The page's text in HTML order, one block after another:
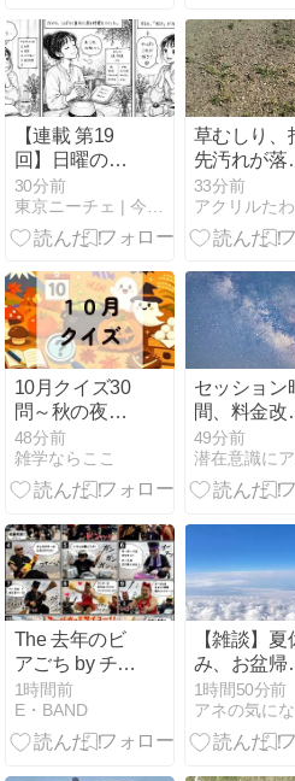
【連載 第19
回】日曜の調
律：「好き」
がわからなく
なった時へ
の感覚を再起
動する練習 🌱
30分前
草むしり、
先汚れが落
ます
33分前
10月クイズ30
問～秋の夜長
に話せる面白
い雑学～
48分前
雑学ならここ
セッション
間、料金改
のお知らせ
49分前
The 去年のビ
アごち by チャ
ッピー
1時間前
E・BAND
【雑談】夏
み、お盆帰
のシーズンで
すね
1時間50分前